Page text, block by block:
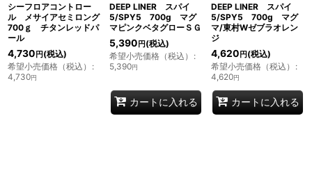
シーフロアコントロー
ル メサイアセミロング
700ｇ チタンレッドパ
ール
4,730 円 (税込)
希望小売価格（税込） :
4,730円
DEEP LINER スパイ
5/SPY5 700g マグ
マピンクベタグローＳＧ
5,390 円(税込)
希望小売価格（税込） :
5,390円
カートに入れる
DEEP LINER スパイ
5/SPY5 700g マグ
マ/東村Wゼブラオレン
ジ
4,620 円(税込)
希望小売価格（税込） :
4,620円
カートに入れる